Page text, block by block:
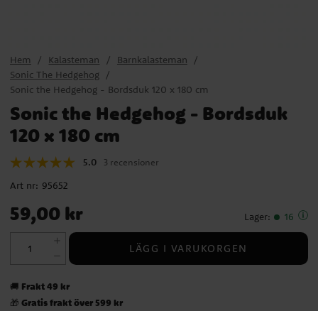
Hem Kalasteman
Barnkalasteman
Sonic The Hedgehog
Sonic the Hedgehog - Bordsduk 120 x 180 cm
Sonic the Hedgehog - Bordsduk
120 x 180 cm
5.0 3 recensioner
Art nr: 95652
Pris: 59,00 kr
59,00 kr Lager: 16
LÄGG I VARUKORGEN
🚚 Frakt 49 kr
🎁 Gratis frakt över 599 kr